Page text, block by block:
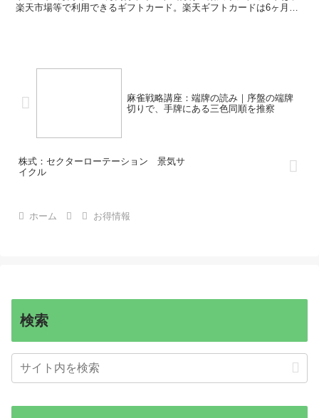
楽天市場等で利用できるギフトカード。楽天ギフトカードは6ヶ月以
麻雀戦略講座：端牌の読み｜序盤の端牌
切りで、手牌にある三色同順を推察
株式：セクターローテーション 景気サ
イクル
ホーム お得情報
検索